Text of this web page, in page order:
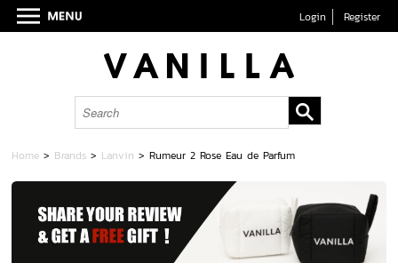
Login Register
Home > Brands > Lanvin >Rumeur 2 Rose Eau de Parfum